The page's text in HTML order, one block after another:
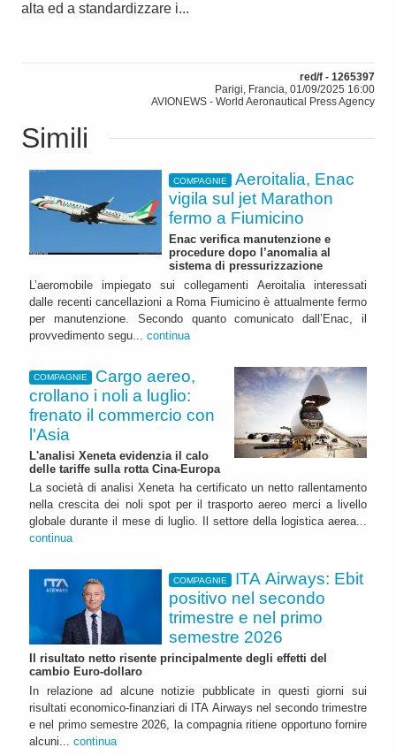
alta ed a standardizzare i...
red/f - 1265397
Parigi, Francia, 01/09/2025 16:00
AVIONEWS - World Aeronautical Press Agency
Simili
COMPAGNIE
Aeroitalia, Enac
vigila sul jet Marathon
fermo a Fiumicino
Enac verifica manutenzione e
procedure dopo l’anomalia al
sistema di pressurizzazione
L’aeromobile impiegato sui collegamenti Aeroitalia interessati
dalle recenti cancellazioni a Roma Fiumicino è attualmente fermo
per manutenzione. Secondo quanto comunicato dall’Enac, il
provvedimento segu... continua
COMPAGNIE
Cargo aereo,
crollano i noli a luglio:
frenato il commercio con
l'Asia
L'analisi Xeneta evidenzia il calo
delle tariffe sulla rotta Cina-Europa
La società di analisi Xeneta ha certificato un netto rallentamento
nella crescita dei noli spot per il trasporto aereo merci a livello
globale durante il mese di luglio. Il settore della logistica aerea...
continua
COMPAGNIE
ITA Airways: Ebit
positivo nel secondo
trimestre e nel primo
semestre 2026
Il risultato netto risente principalmente degli effetti del
cambio Euro-dollaro
In relazione ad alcune notizie pubblicate in questi giorni sui
risultati economico-finanziari di ITA Airways nel secondo trimestre
e nel primo semestre 2026, la compagnia ritiene opportuno fornire
alcuni... continua